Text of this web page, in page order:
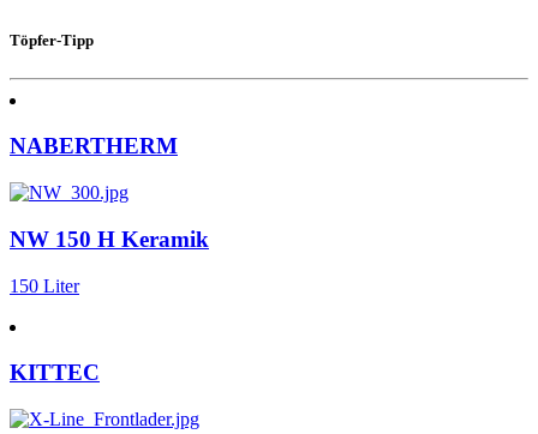
Töpfer-Tipp
NABERTHERM
NW 150 H Keramik
150 Liter
KITTEC